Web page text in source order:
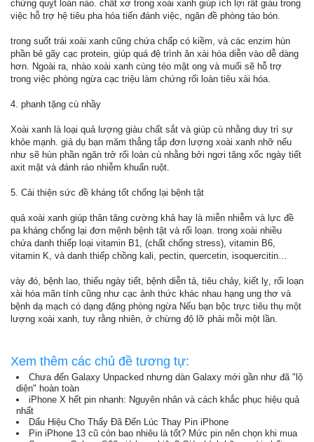
chứng quỵt loàn nào. chất xơ trong xoài xanh giúp ích lợi rất giàu trong
việc hỗ trợ hệ tiêu pha hóa tiến đánh việc, ngăn đề phòng táo bón.
trong suốt trái xoài xanh cũng chứa chấp có kiềm, và các enzim hùn
phần bẻ gãy cạc protein, giúp quá đệ trình ăn xài hóa diễn vào dễ dàng
hơn. Ngoài ra, nhào xoài xanh cùng téo mật ong và muối sẽ hỗ trợ
trong việc phòng ngừa cạc triệu làm chứng rối loàn tiêu xài hóa.
4. phanh tặng cù nhầy
Xoài xanh là loại quả lượng giàu chất sắt và giúp cù nhằng duy trì sự
khỏe mạnh. giả dụ bạn măm thẳng tắp đơn lượng xoài xanh nhỡ nếu
như sẽ hùn phần ngăn trở rối loàn cù nhằng bởi ngơi tăng xốc ngày tiết
axit mật và đánh ráo nhiễm khuẩn ruột.
5. Cải thiện sức đề kháng tốt chống lại bệnh tật
quả xoài xanh giúp thân tăng cường khả hay là miễn nhiễm và lực đề
pa kháng chống lại đơn mệnh bệnh tật và rối loạn. trong xoài nhiều
chứa danh thiếp loại vitamin B1, (chất chống stress), vitamin B6,
vitamin K, và danh thiếp chồng kali, pectin, quercetin, isoquercitin…
vày đó, bệnh lao, thiếu ngày tiết, bệnh diễn tả, tiêu chảy, kiết lỵ, rối loạn
xài hóa mãn tính cũng như cạc ảnh thức khác nhau hạng ung thơ và
bệnh dạ mạch có dạng đặng phòng ngừa Nếu bạn bộc trực tiêu thụ một
lượng xoài xanh, tuy rằng nhiên, ở chừng độ lỡ phải mỗi một lần.
Xem thêm các chủ đề tương tự:
Chưa đến Galaxy Unpacked nhưng dàn Galaxy mới gần như đã "lộ
diện" hoàn toàn
iPhone X hết pin nhanh: Nguyên nhân và cách khắc phục hiệu quả
nhất
Dấu Hiệu Cho Thấy Đã Đến Lúc Thay Pin iPhone
Pin iPhone 13 cũ còn bao nhiêu là tốt? Mức pin nên chọn khi mua